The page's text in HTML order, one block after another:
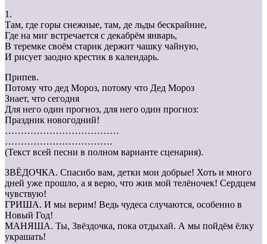
1.
Там, где горы снежные, там, де льды бескрайние,
Где на миг встречается с декабрём январь,
В теремке своём старик держит чашку чайную,
И рисует заодно крестик в календарь.
Припев.
Потому что дед Мороз, потому что Дед Мороз
Знает, что сегодня
Для него один прогноз, для него один прогноз:
Праздник новогодний!
………………………………
…………………………….
(Текст всей песни в полном варианте сценария).
ЗВЁДОЧКА. Спасибо вам, детки мои добрые! Хоть и много
дней уже прошло, а я верю, что жив мой телёночек! Сердцем
чувствую!
ГРИША. И мы верим! Ведь чудеса случаются, особенно в
Новый Год!
МАНЯША. Ты, Звёздочка, пока отдыхай. А мы пойдём ёлку
украшать!